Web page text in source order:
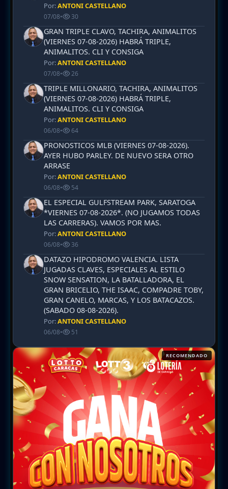
Por:ANTONI CASTELLANO
07/08• 30
GRAN TRIPLE CLAVO, TACHIRA, ANIMALITOS
(VIERNES 07-08-2026) HABRÁ TRIPLE,
ANIMALITOS. CLI Y CONSIGA
Por:ANTONI CASTELLANO
07/08• 26
TRIPLE MILLONARIO, TACHIRA, ANIMALITOS
(VIERNES 07-08-2026) HABRÁ TRIPLE,
ANIMALITOS. CLI Y CONSIGA
Por:ANTONI CASTELLANO
06/08• 64
PRONOSTICOS MLB (VIERNES 07-08-2026).
AYER HUBO PARLEY. DE NUEVO SERA OTRO
ARRASE
Por:ANTONI CASTELLANO
06/08• 54
EL ESPECIAL GULFSTREAM PARK, SARATOGA
*VIERNES 07-08-2026*. (NO JUGAMOS TODAS
LAS CARRERAS). VAMOS POR MAS.
Por:ANTONI CASTELLANO
06/08• 36
DATAZO HIPODROMO VALENCIA. LISTA
JUGADAS CLAVES, ESPECIALES AL ESTILO
SNOW SENSATION, LA BATALLADORA, EL
GRAN BRICELIO, THE ISAAC, COMPADRE TOBY,
GRAN CANELO, MARCAS, Y LOS BATACAZOS.
(SABADO 08-08-2026).
Por:ANTONI CASTELLANO
06/08• 51
RECOMENDADO